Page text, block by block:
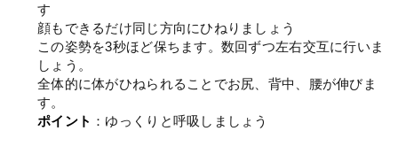
す
顔もできるだけ同じ方向にひねりましょう
この姿勢を3秒ほど保ちます。数回ずつ左右交互に行いま
しょう。
全体的に体がひねられることでお尻、背中、腰が伸びま
す。
ポイント ：ゆっくりと呼吸しましょう